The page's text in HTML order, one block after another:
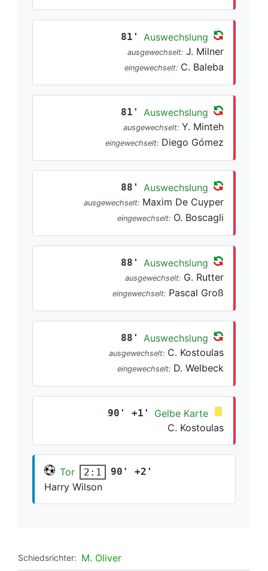
81' Auswechslung
ausgewechselt: J. Milner
eingewechselt: C. Baleba
81' Auswechslung
ausgewechselt: Y. Minteh
eingewechselt: Diego Gómez
88' Auswechslung
ausgewechselt: Maxim De Cuyper
eingewechselt: O. Boscagli
88' Auswechslung
ausgewechselt: G. Rutter
eingewechselt: Pascal Groß
88' Auswechslung
ausgewechselt: C. Kostoulas
eingewechselt: D. Welbeck
90' +1'
Gelbe Karte
C. Kostoulas
Tor 2:1 90' +2'
Harry Wilson
Schiedsrichter: M. Oliver